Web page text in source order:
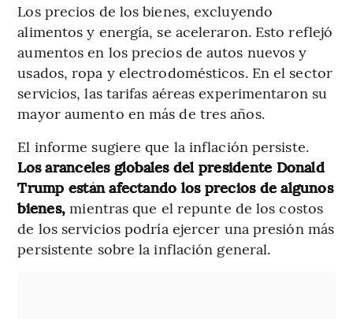
Los precios de los bienes, excluyendo
alimentos y energía, se aceleraron. Esto reflejó
aumentos en los precios de autos nuevos y
usados, ropa y electrodomésticos. En el sector
servicios, las tarifas aéreas experimentaron su
mayor aumento en más de tres años.
El informe sugiere que la inflación persiste.
Los aranceles globales del presidente Donald
Trump están afectando los precios de algunos
bienes,mientras que el repunte de los costos
de los servicios podría ejercer una presión más
persistente sobre la inflación general.